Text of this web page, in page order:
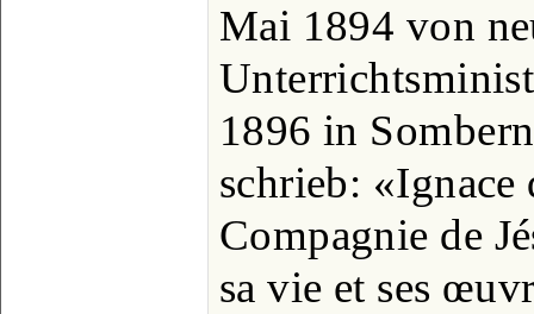
Mai 1894 von
1896 in
schrieb:
Compagnie de
sa vie et ses